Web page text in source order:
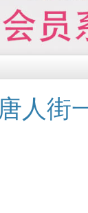
人街